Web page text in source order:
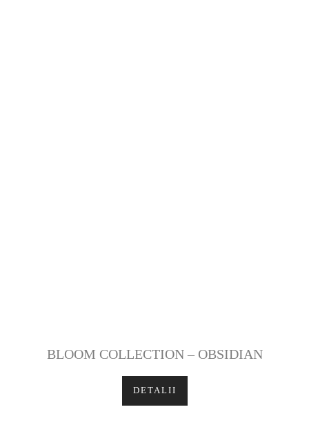
BLOOM COLLECTION – OBSIDIAN
DETALII